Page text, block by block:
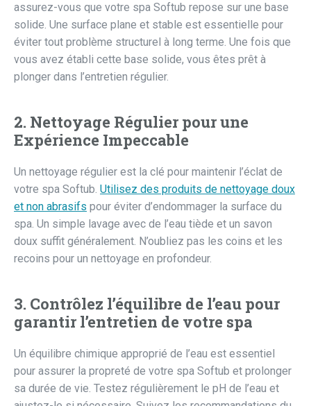
assurez-vous que votre spa Softub repose sur une base
solide. Une surface plane et stable est essentielle pour
éviter tout problème structurel à long terme. Une fois que
vous avez établi cette base solide, vous êtes prêt à
plonger dans l’entretien régulier.
2. Nettoyage Régulier pour une
Expérience Impeccable
Un nettoyage régulier est la clé pour maintenir l’éclat de
votre spa Softub. Utilisez des produits de nettoyage doux
et non abrasifs pour éviter d’endommager la surface du
spa. Un simple lavage avec de l’eau tiède et un savon
doux suffit généralement. N’oubliez pas les coins et les
recoins pour un nettoyage en profondeur.
3. Contrôlez l’équilibre de l’eau pour
garantir l’entretien de votre spa
Un équilibre chimique approprié de l’eau est essentiel
pour assurer la propreté de votre spa Softub et prolonger
sa durée de vie. Testez régulièrement le pH de l’eau et